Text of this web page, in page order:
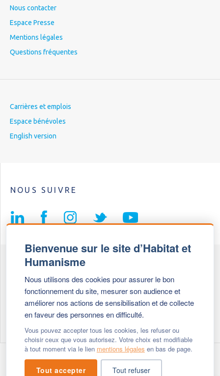
Bienvenue sur le site d’Habitat et
Humanisme
Nous utilisons des cookies pour assurer le bon
fonctionnement du site, mesurer son audience et
améliorer nos actions de sensibilisation et de collecte
en faveur des personnes en difficulté.
Vous pouvez accepter tous les cookies, les refuser ou
choisir ceux que vous autorisez. Votre choix est modifiable
à tout moment via le lien mentions légales en bas de page.
Tout accepter Tout refuser
Nous contacter
Espace Presse
Mentions légales
Questions fréquentes
Carrières et emplois
Espace bénévoles
English version
NOUS SUIVRE
69647 Caluire et Cuire cedex
+ 33 (0)4 72 27 42 58
- © 2026 Habitat & Humanisme